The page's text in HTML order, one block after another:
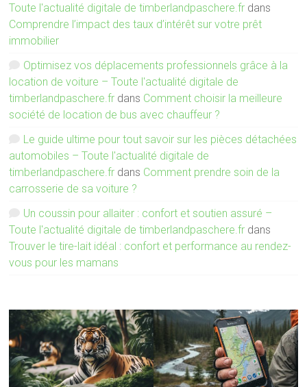
Toute l'actualité digitale de timberlandpaschere.fr dans
Comprendre l’impact des taux d’intérêt sur votre prêt
immobilier
Optimisez vos déplacements professionnels grâce à la
location de voiture – Toute l'actualité digitale de
timberlandpaschere.fr dans Comment choisir la meilleure
société de location de bus avec chauffeur ?
Le guide ultime pour tout savoir sur les pièces détachées
automobiles – Toute l'actualité digitale de
timberlandpaschere.fr dans Comment prendre soin de la
carrosserie de sa voiture ?
Un coussin pour allaiter : confort et soutien assuré –
Toute l'actualité digitale de timberlandpaschere.fr dans
Trouver le tire-lait idéal : confort et performance au rendez-
vous pour les mamans